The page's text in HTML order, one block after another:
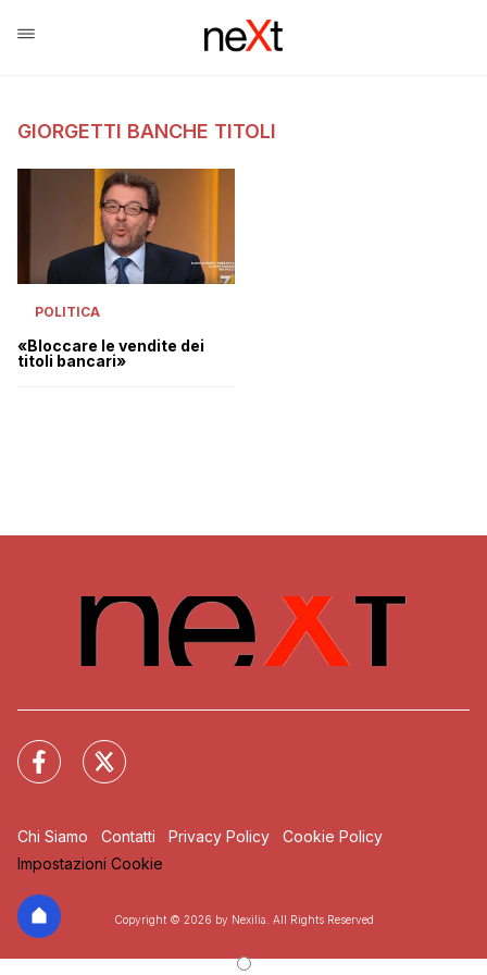
GIORGETTI BANCHE TITOLI
POLITICA
«Bloccare le vendite dei
titoli bancari»
Chi Siamo Contatti Privacy Policy
Cookie Policy
Impostazioni Cookie
Copyright © 2026 by Nexilia. All Rights Reserved